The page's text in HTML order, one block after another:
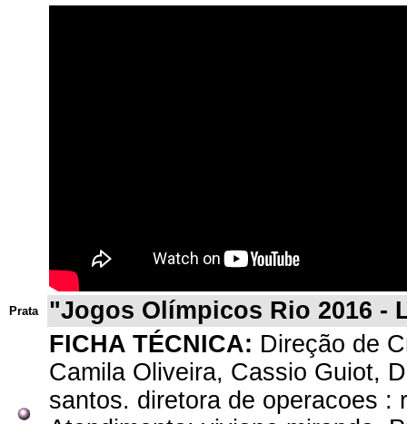
Prata
"Jogos Olímpicos Rio 2016 -
FICHA TÉCNICA: Direção de
Camila Oliveira, Cassio Guiot,
santos. diretora de operacoes :